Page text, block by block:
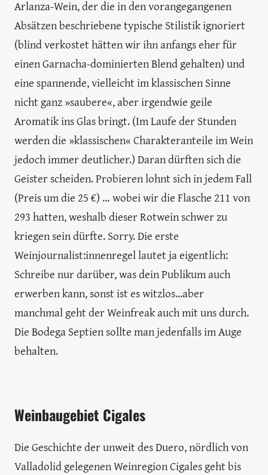
Arlanza-Wein, der die in den vorangegangenen
Absätzen beschriebene typische Stilistik ignoriert
(blind verkostet hätten wir ihn anfangs eher für
einen Garnacha-dominierten Blend gehalten) und
eine spannende, vielleicht im klassischen Sinne
nicht ganz »saubere«, aber irgendwie geile
Aromatik ins Glas bringt. (Im Laufe der Stunden
werden die »klassischen« Charakteranteile im Wein
jedoch immer deutlicher.) Daran dürften sich die
Geister scheiden. Probieren lohnt sich in jedem Fall
(Preis um die 25 €) … wobei wir die Flasche 211 von
293 hatten, weshalb dieser Rotwein schwer zu
kriegen sein dürfte. Sorry. Die erste
Weinjournalist:innenregel lautet ja eigentlich:
Schreibe nur darüber, was dein Publikum auch
erwerben kann, sonst ist es witzlos...aber
manchmal geht der Weinfreak auch mit uns durch.
Die Bodega Septien sollte man jedenfalls im Auge
behalten.
Weinbaugebiet Cigales
Die Geschichte der unweit des Duero, nördlich von
Valladolid gelegenen Weinregion Cigales geht bis